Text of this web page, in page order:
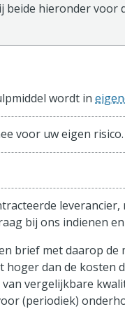
beide hieronder
wordt in
voor uw eigen risico.
bij ons indienen
brief met daarop
download bestand)
hoger dan de kosten
vergelijkbare
(periodiek)